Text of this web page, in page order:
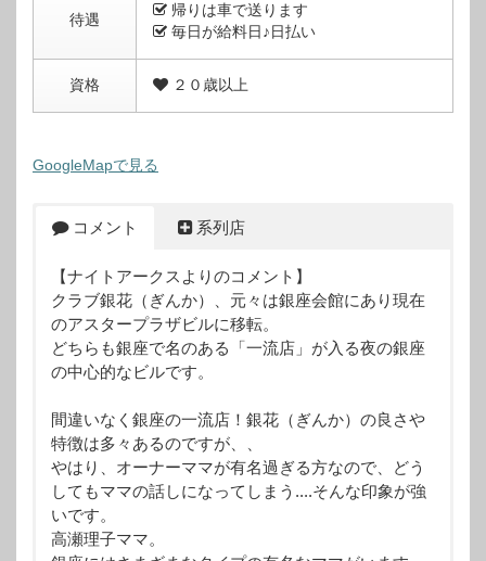
待遇
帰りは車で送ります
毎日が給料日♪日払い
資格 ２０歳以上
GoogleMapで見る
コメント 系列店
【ナイトアークスよりのコメント】
クラブ銀花（ぎんか）、元々は銀座会館にあり現在
のアスタープラザビルに移転。
どちらも銀座で名のある「一流店」が入る夜の銀座
の中心的なビルです。
間違いなく銀座の一流店！銀花（ぎんか）の良さや
特徴は多々あるのですが、、
やはり、オーナーママが有名過ぎる方なので、どう
してもママの話しになってしまう....そんな印象が強
いです。
高瀬理子ママ。